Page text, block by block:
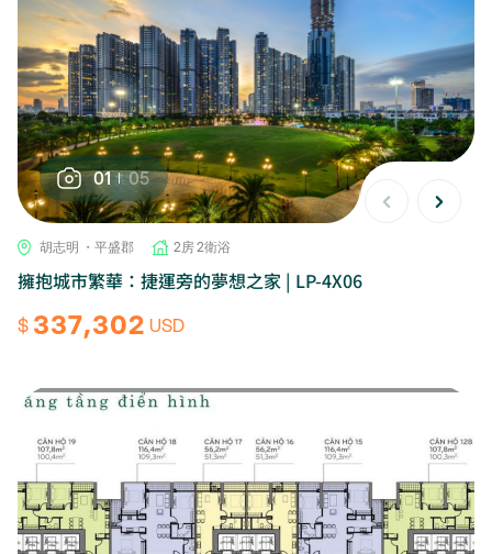
01 05
胡志明 ・平盛郡 2房 2衛浴
擁抱城市繁華：捷運旁的夢想之家 | LP-4X06
$ 337,302 USD